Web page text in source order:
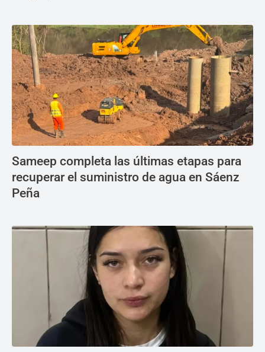
Sameep completa las últimas etapas para
recuperar el suministro de agua en Sáenz
Peña